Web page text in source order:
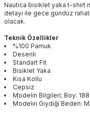
Nautica bisiklet yaka t-shirt
detayı ile gece gündüz
olacak.
Teknik Özellikler
%100 Pamuk
Desenli
Standart Fit
Bisiklet Yaka
Kısa Kollu
Cepsiz
Modelin Bilgileri; Boy:
Modelin Giydiği Beden: